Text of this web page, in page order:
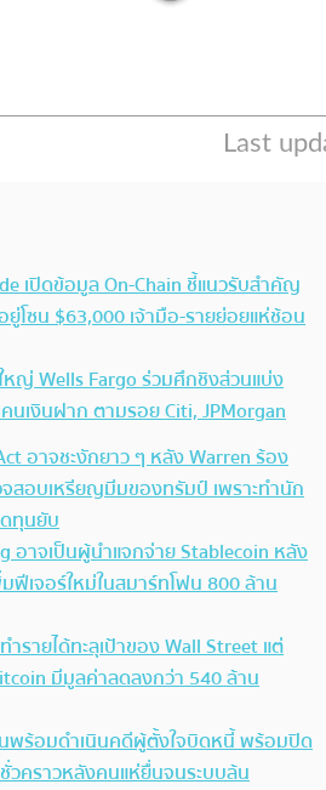
เปิดข้อมูล On-Chain ชี้แนวรับสำคัญ
โซน $63,000 เจ้ามือ-รายย่อยแห่ช้อน
หญ่ Wells Fargo ร่วมศึกชิงส่วนแบ่ง
นเงินฝาก ตามรอย Citi, JPMorgan
อาจชะงักยาว ๆ หลัง Warren ร้อง
จสอบเหรียญมีมของทรัมป์ เพราะทำนัก
ทุนยับ
อาจเป็นผู้นำแจกจ่าย Stablecoin หลัง
ฟีเจอร์ใหม่ในสมาร์ทโฟน 800 ล้าน
ำรายได้ทะลุเป้าของ Wall Street แต่
มีมูลค่าลดลงกว่า 540 ล้าน
นพร้อมดำเนินคดีผู้ตั้งใจบิดหนี้ พร้อมปิด
วคราวหลังคนแห่ยื่นจนระบบล้น